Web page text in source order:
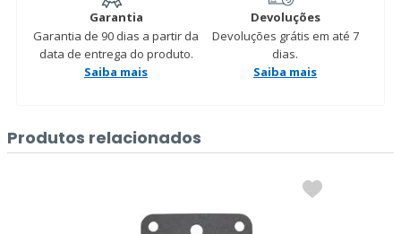
Garantia
Garantia de 90 dias a partir da
data de entrega do produto.
Saiba mais
Devoluções
Devoluções grátis em até 7
dias.
Saiba mais
Produtos relacionados